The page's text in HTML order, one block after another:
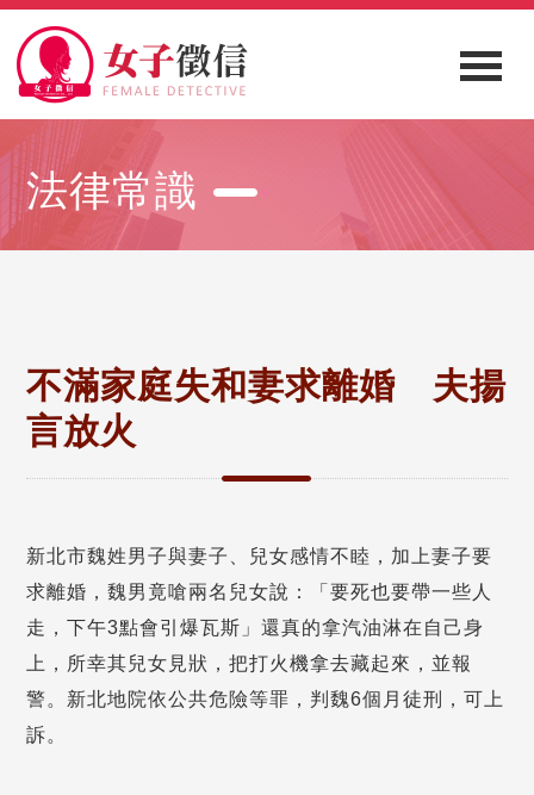
法律常識
不滿家庭失和妻求離婚 夫揚
言放火
新北市魏姓男子與妻子、兒女感情不睦，加上妻子要
求離婚，魏男竟嗆兩名兒女說：「要死也要帶一些人
走，下午3點會引爆瓦斯」還真的拿汽油淋在自己身
上，所幸其兒女見狀，把打火機拿去藏起來，並報
警。新北地院依公共危險等罪，判魏6個月徒刑，可上
訴。